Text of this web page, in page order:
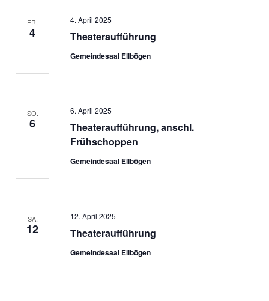
FR.
4 Theateraufführung
4. April 2025
Gemeindesaal Ellbögen
SO.
6
Theateraufführung, anschl.
Frühschoppen
6. April 2025
Gemeindesaal Ellbögen
SA.
12 Theateraufführung
12. April 2025
Gemeindesaal Ellbögen